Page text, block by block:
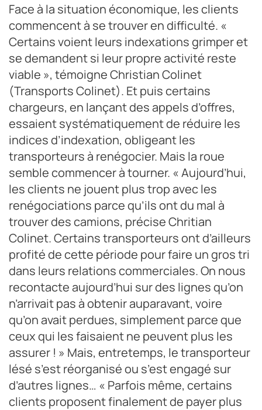
Face à la situation économique, les clients
commencent à se trouver en difficulté. «
Certains voient leurs indexations grimper et
se demandent si leur propre activité reste
viable », témoigne Christian Colinet
(Transports Colinet). Et puis certains
chargeurs, en lançant des appels d’offres,
essaient systématiquement de réduire les
indices d’indexation, obligeant les
transporteurs à renégocier. Mais la roue
semble commencer à tourner. « Aujourd’hui,
les clients ne jouent plus trop avec les
renégociations parce qu’ils ont du mal à
trouver des camions, précise Chritian
Colinet. Certains transporteurs ont d’ailleurs
profité de cette période pour faire un gros tri
dans leurs relations commerciales. On nous
recontacte aujourd’hui sur des lignes qu’on
n’arrivait pas à obtenir auparavant, voire
qu’on avait perdues, simplement parce que
ceux qui les faisaient ne peuvent plus les
assurer ! » Mais, entretemps, le transporteur
lésé s’est réorganisé ou s’est engagé sur
d’autres lignes… « Parfois même, certains
clients proposent finalement de payer plus